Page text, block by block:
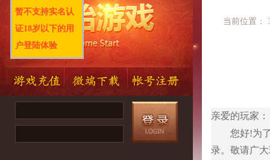
当前位置：
亲爱的玩家：
您好!为了
录。敬请广
暂不支持实名认
证18岁以下的用
户登陆体验